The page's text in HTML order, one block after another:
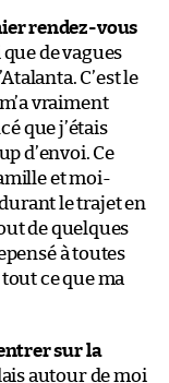
rendez-vous
de vagues
C’est le
vraiment
que j’étais
d’envoi. Ce
et moi-
le trajet en
de quelques
à toutes
tout ce que ma
sur la
autour de moi